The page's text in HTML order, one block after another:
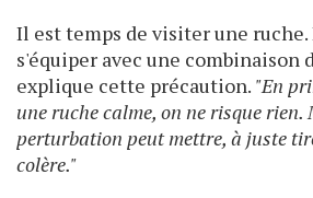
Il est temps de visiter une
s'équiper avec une combinaison
explique cette précaution. "En
une ruche calme, on ne risque
perturbation peut mettre, à juste
colère."